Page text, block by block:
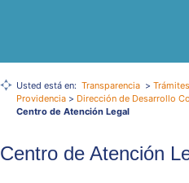
Usted está en: Transparencia >
Providencia > Dirección de Desarrollo
Centro de Atención Legal
Centro de Atención